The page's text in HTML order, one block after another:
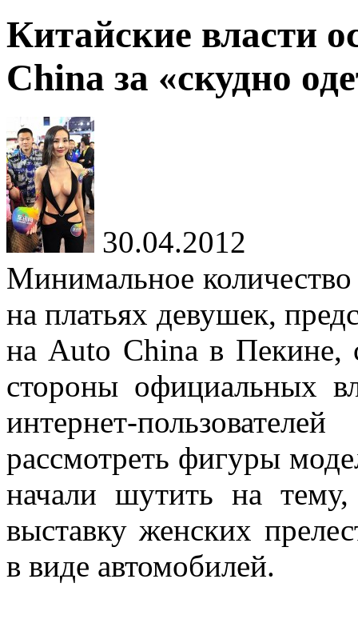
Китайские власти
China за «скудно
30.04.2012
Минимальное
на платьях девушек,
на Auto China в Пекине,
стороны официальных
интернет-
рассмотреть фигуры
начали шутить на тему,
выставку женских
в виде автомобилей.